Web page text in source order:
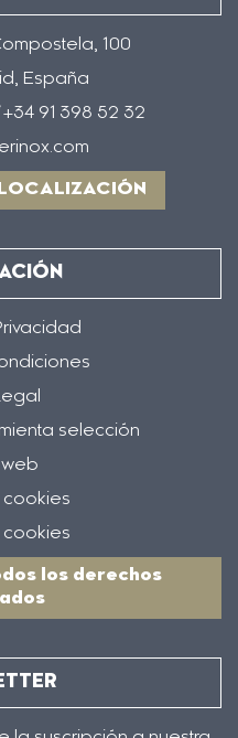
100
España
+34 91 398 52 32
LOCALIZACIÓN
selección
cookies
cookies
los derechos